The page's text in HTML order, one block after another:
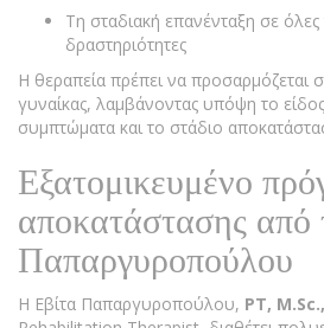
Τη σταδιακή επανένταξη σε όλες
δραστηριότητες
Η θεραπεία πρέπει να προσαρμόζεται
γυναίκας, λαμβάνοντας υπόψη το
συμπτώματα και το στάδιο
Εξατομικευμένο
αποκατάστασης από
Παπαργυροπούλου
Η Εβίτα Παπαργυροπούλου, PT,